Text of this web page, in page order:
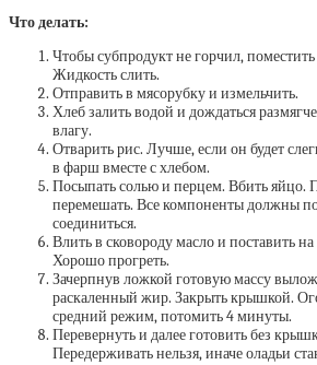
Что делать:
Чтобы субпродукт не горчил, поместить
Жидкость слить.
Отправить в мясорубку и измельчить.
Хлеб залить водой и дождаться
влагу.
Отварить рис. Лучше, если он будет
в фарш вместе с хлебом.
Посыпать солью и перцем. Вбить яйцо.
перемешать. Все компоненты должны
соединиться.
Влить в сковороду масло и поставить
Хорошо прогреть.
Зачерпнув ложкой готовую массу
раскаленный жир. Закрыть крышкой.
средний режим, потомить 4 минуты.
Перевернуть и далее готовить без
Передерживать нельзя, иначе оладьи